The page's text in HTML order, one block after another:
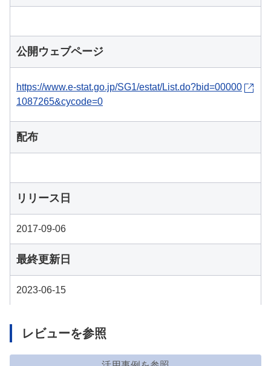
公開ウェブページ
https://www.e-stat.go.jp/SG1/estat/List.do?bid=00000
1087265&cycode=0
配布
リリース日
2017-09-06
最終更新日
2023-06-15
レビューを参照